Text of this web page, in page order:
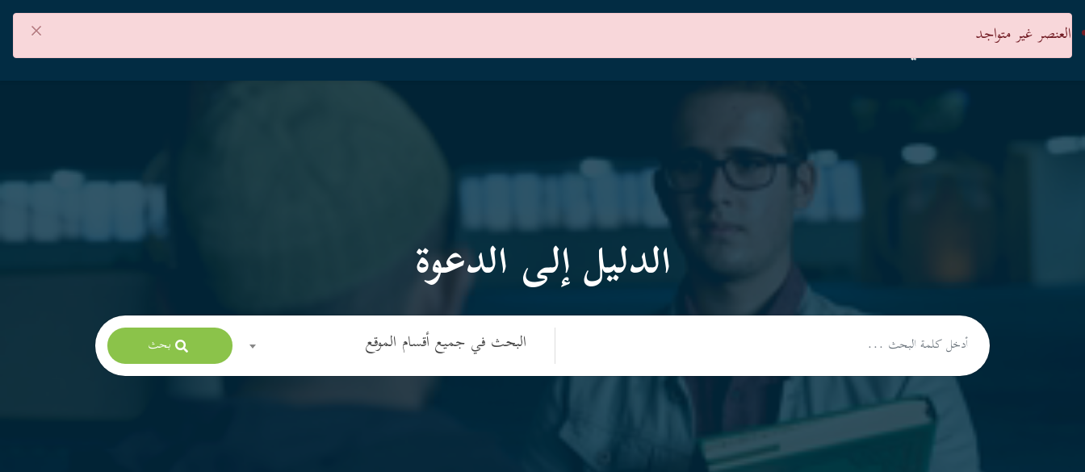
العنصر غير متواجد ×
الدليل إلى الدعوة
البحث في جميع أقسام الموقع بحث